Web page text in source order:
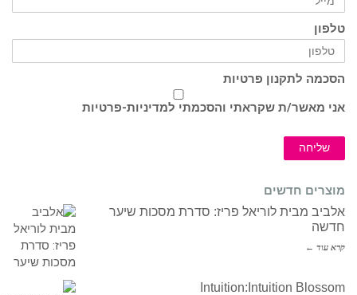
טלפון
הסכמה לתקנון פרטיות
אני מאשר/ת שקראתי והסכמתי למדיניות-פרטיות
שליחה
מוצרים חדשים
אלביב מבית לוריאל פריז: סדרת מסכות שיער
חדשה
קרא עוד ←
Intuition:Intuition Blossom